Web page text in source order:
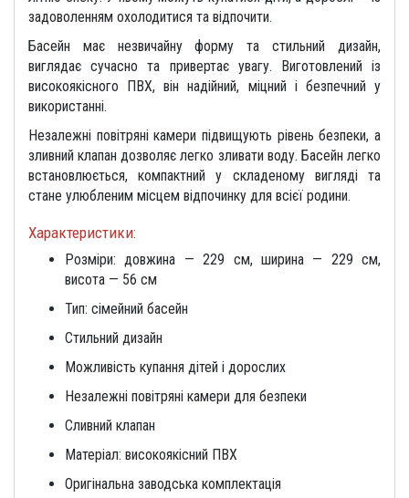
задоволенням охолодитися та відпочити.
Басейн має незвичайну форму та стильний дизайн,
виглядає сучасно та привертає увагу. Виготовлений із
високоякісного ПВХ, він надійний, міцний і безпечний у
використанні.
Незалежні повітряні камери підвищують рівень безпеки, а
зливний клапан дозволяє легко зливати воду. Басейн легко
встановлюється, компактний у складеному вигляді та
стане улюбленим місцем відпочинку для всієї родини.
Характеристики:
Розміри: довжина — 229 см, ширина — 229 см,
висота — 56 см
Тип: сімейний басейн
Стильний дизайн
Можливість купання дітей і дорослих
Незалежні повітряні камери для безпеки
Сливний клапан
Матеріал: високоякісний ПВХ
Оригінальна заводська комплектація